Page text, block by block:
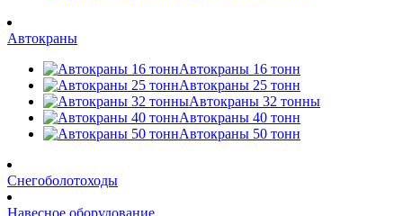
Автокраны
Автокраны 16 тонн
Автокраны 25 тонн
Автокраны 32 тонны
Автокраны 40 тонн
Автокраны 50 тонн
Снегоболотоходы
Навесное оборудование